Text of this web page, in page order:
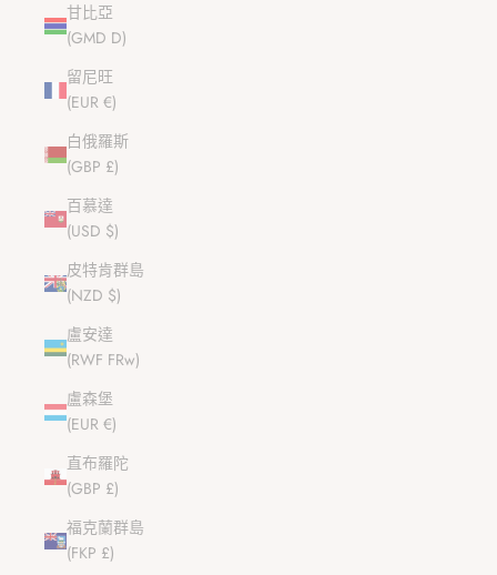
甘比亞
(GMD D)
留尼旺
(EUR €)
白俄羅斯
(GBP £)
百慕達
(USD $)
皮特肯群島
(NZD $)
盧安達
(RWF FRw)
盧森堡
(EUR €)
直布羅陀
(GBP £)
福克蘭群島
(FKP £)